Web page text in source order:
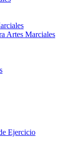
Artes Marciales
Ejercicio